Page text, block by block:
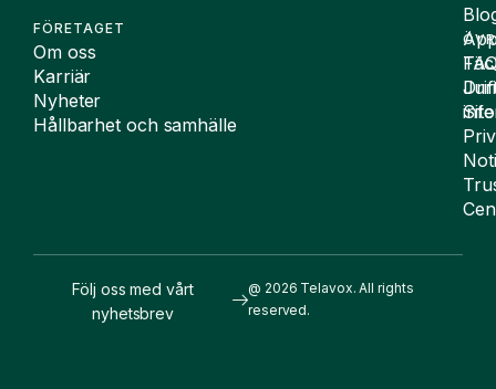
FÖRETAGET
Om oss
Karriär
Nyheter
Hållbarhet och samhälle
@ 2026 Telavox. All rights
reserved.
Följ oss med vårt
nyhetsbrev